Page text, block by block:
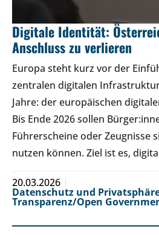
Digitale Identität:
Anschluss zu verlieren
Europa steht kurz vor der
zentralen digitalen
Jahre: der europäischen
Bis Ende 2026 sollen
Führerscheine oder Zeugnisse
nutzen können. Ziel ist es,
20.03.2026
Datenschutz und
Transparenz/Open